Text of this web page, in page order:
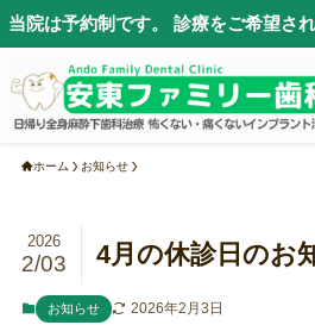
院は予約制です。 診療をご希望され
ホーム お知らせ
4月の休診日のお
2026
2/03
お知らせ 2026年2月3日